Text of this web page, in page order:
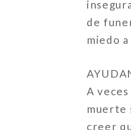
de
miedo
A
muerte
creer